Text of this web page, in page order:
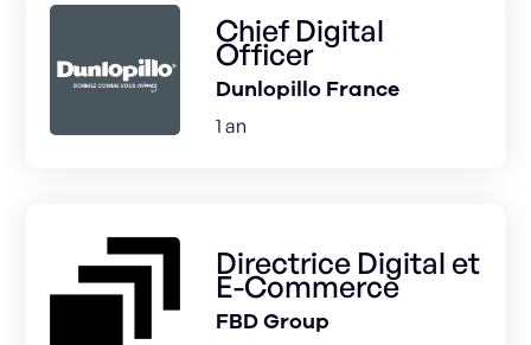
Chief Digital
Officer
Dunlopillo France
1 an
Directrice Digital et
E-Commerce
FBD Group